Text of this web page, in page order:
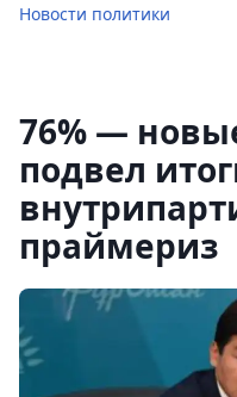
Новости политики
76% —
подвел
праймериз